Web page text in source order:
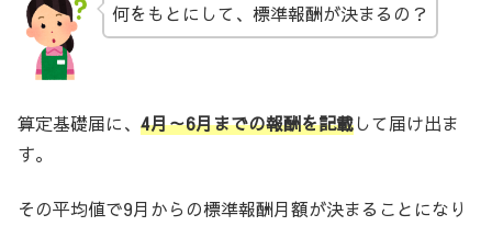
何をもとにして、標準報酬が決まるの？
算定基礎届に、 4月～6月までの報酬を記載して届け出ま
す。
その平均値で9月からの標準報酬月額が決まることになり